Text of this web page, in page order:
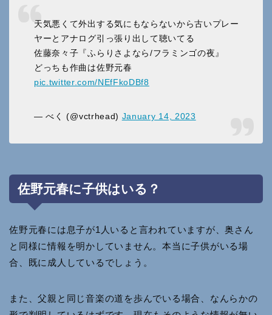
天気悪くて外出する気にもならないから古いプレー
ヤーとアナログ引っ張り出して聴いてる
佐藤奈々子『ふらりさよなら/フラミンゴの夜』
どっちも作曲は佐野元春
pic.twitter.com/NEfFkoDBf8
— べく (@vctrhead) January 14, 2023
佐野元春に子供はいる？
佐野元春には息子が1人いると言われていますが、奥さん
と同様に情報を明かしていません。本当に子供がいる場
合、既に成人しているでしょう。
また、父親と同じ音楽の道を歩んでいる場合、なんらかの